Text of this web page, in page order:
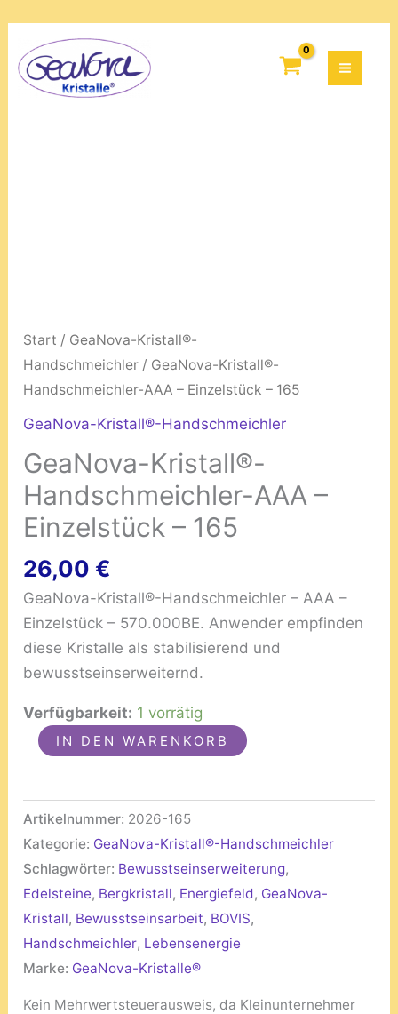
Inhalt
springen
Start / GeaNova-Kristall®-
Handschmeichler / GeaNova-Kristall®-
Handschmeichler-AAA – Einzelstück – 165
GeaNova-Kristall®-Handschmeichler
GeaNova-Kristall®-
Handschmeichler-AAA –
Einzelstück – 165
26,00 €
GeaNova-Kristall®-Handschmeichler – AAA –
Einzelstück – 570.000BE. Anwender empfinden
diese Kristalle als stabilisierend und
bewusstseinserweiternd.
Verfügbarkeit: 1 vorrätig
GeaNova-
Kristall®-
IN DEN WARENKORB
Artikelnummer: 2026-165
Kategorie: GeaNova-Kristall®-Handschmeichler
Schlagwörter: Bewusstseinserweiterung,
Edelsteine, Bergkristall, Energiefeld, GeaNova-
Kristall, Bewusstseinsarbeit, BOVIS,
Handschmeichler, Lebensenergie
Marke: GeaNova-Kristalle®
Kein Mehrwertsteuerausweis, da Kleinunternehmer
AAA
Einzelstück